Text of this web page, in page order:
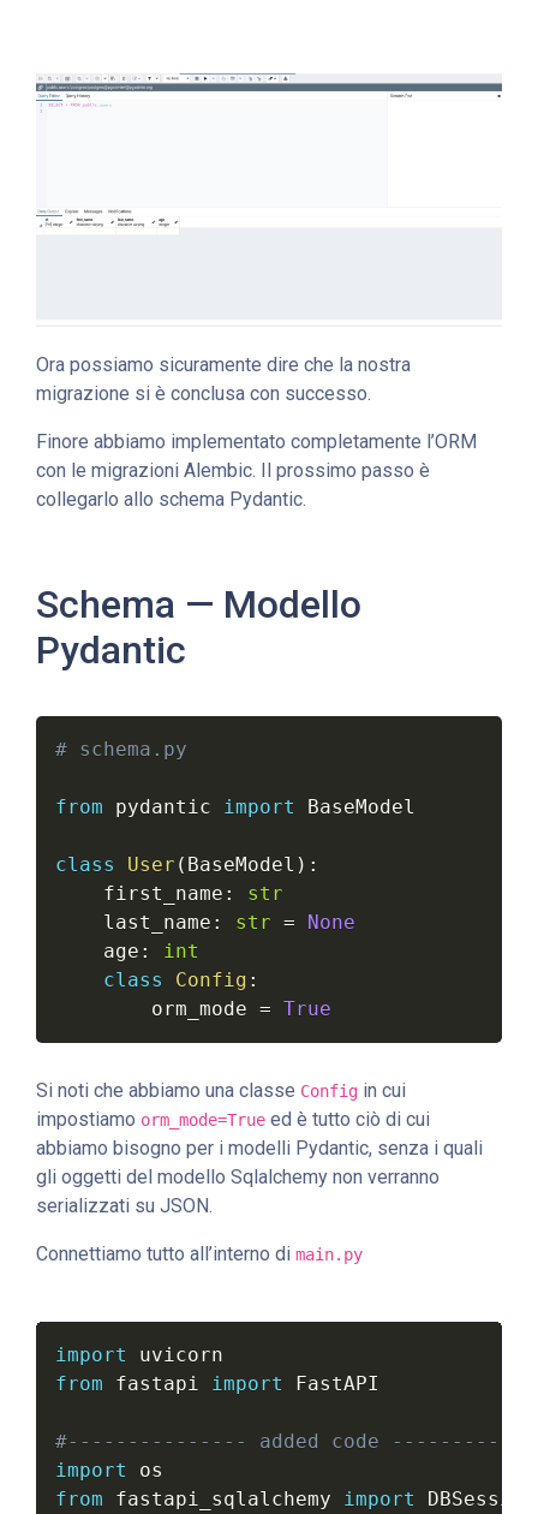
Ora possiamo sicuramente dire che la nostra
migrazione si è conclusa con successo.
Finore abbiamo implementato completamente l’ORM
con le migrazioni Alembic. Il prossimo passo è
collegarlo allo schema Pydantic.
Schema — Modello
Pydantic
# schema.py
from pydantic import BaseModel
class User ( BaseModel ) :
    first_name
:
str
    last_name
: str =
None
    age
:
int
class
Config :
        orm_mode
= True
Si noti che abbiamo una classe Config in cui
impostiamo orm_mode=True ed è tutto ciò di cui
abbiamo bisogno per i modelli Pydantic, senza i quali
gli oggetti del modello Sqlalchemy non verranno
serializzati su JSON.
Connettiamo tutto all’interno di main.py
import
from fastapi import FastAPI
#--------------- added code
import
from fastapi_sqlalchemy import